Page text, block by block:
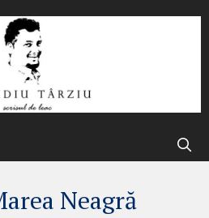
Neagră